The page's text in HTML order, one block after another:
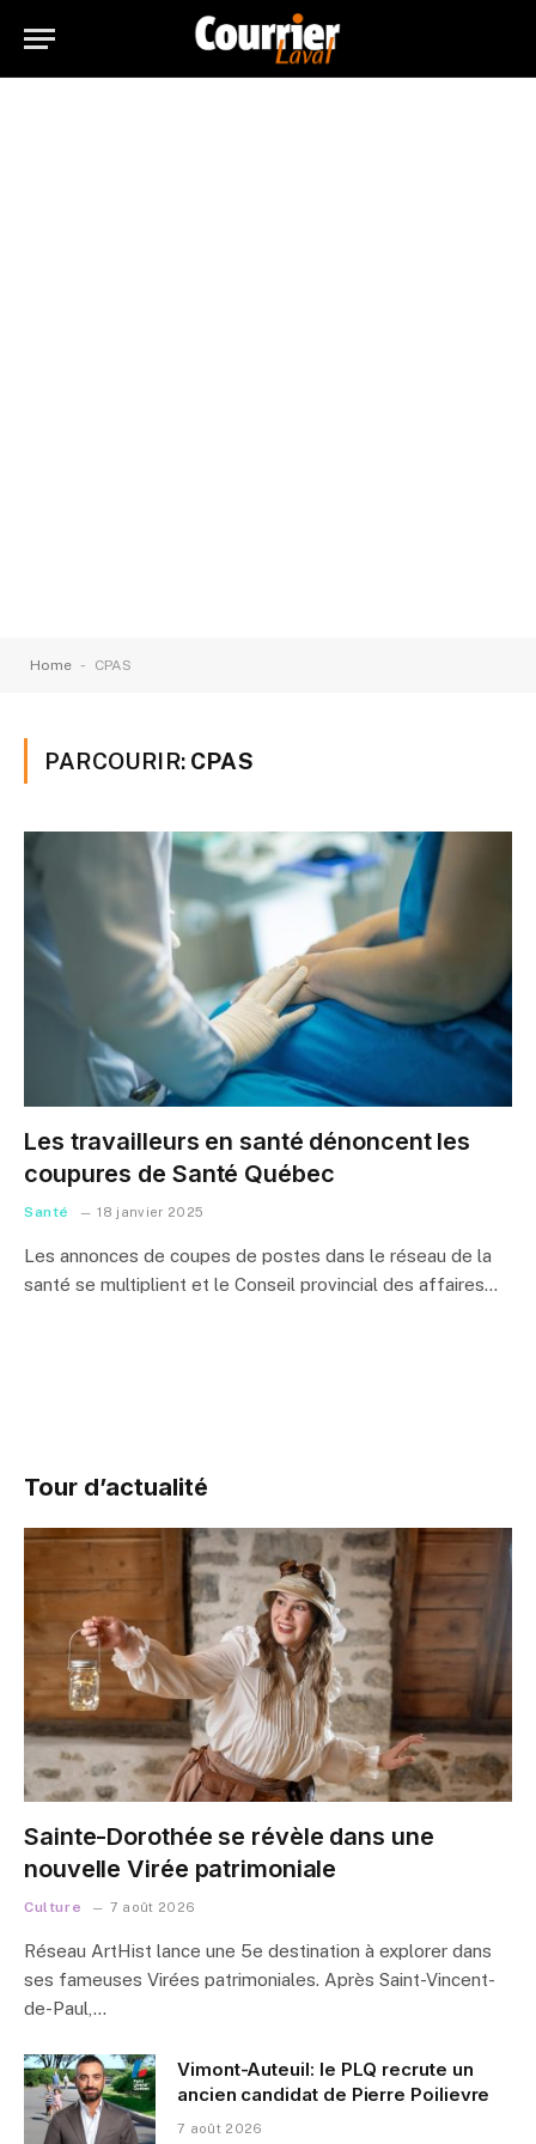
Home - CPAS
PARCOURIR: CPAS
Les travailleurs en santé dénoncent les
coupures de Santé Québec
Santé 18 janvier 2025
Les annonces de coupes de postes dans le réseau de la
santé se multiplient et le Conseil provincial des affaires…
Tour d’actualité
Sainte-Dorothée se révèle dans une
nouvelle Virée patrimoniale
Culture 7 août 2026
Réseau ArtHist lance une 5e destination à explorer dans
ses fameuses Virées patrimoniales. Après Saint-Vincent-
de-Paul,…
Vimont-Auteuil: le PLQ recrute un
ancien candidat de Pierre Poilievre
7 août 2026